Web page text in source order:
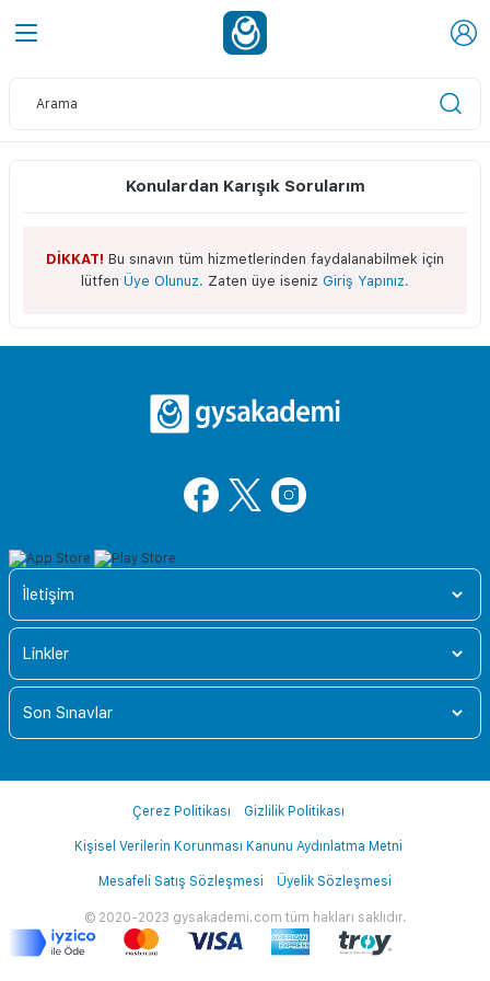
Konulardan Karışık Sorularım
DİKKAT! Bu sınavın tüm hizmetlerinden faydalanabilmek için
lütfen Üye Olunuz. Zaten üye iseniz Giriş Yapınız.
İletişim
Linkler
Son Sınavlar
© 2020-2023 gysakademi.com tüm hakları saklıdır.
Çerez Politikası Gizlilik Politikası
Kişisel Verilerin Korunması Kanunu Aydınlatma Metni
Mesafeli Satış Sözleşmesi Üyelik Sözleşmesi